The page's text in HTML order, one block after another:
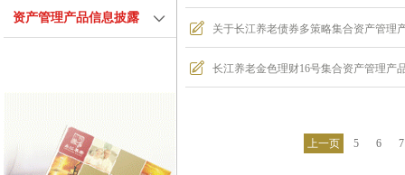
资产管理产品信息披露
关于长江养老债券多策略集合资产管理
长江养老金色理财16号集合资产管理产
上一页 5 6 7